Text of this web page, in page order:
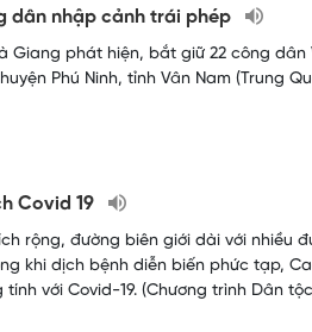
dân nhập cảnh trái phép
Giang phát hiện, bắt giữ 22 công
Phú Ninh, tỉnh Vân Nam (Trung
Covid 19
rộng, đường biên giới dài với nhiều
khi dịch bệnh diễn biến phức tạp,
với Covid-19. (Chương trình Dân